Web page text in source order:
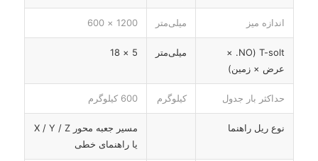
اندازه میز میلی‌متر 1200 × 600
T-solt (NO. ×
عرض × زمین)
میلی‌متر 5 × 18
حداکثر بار جدول کیلوگرم 600 کیلوگرم
نوع ریل راهنما
مسیر جعبه محور X / Y / Z
یا راهنمای خطی